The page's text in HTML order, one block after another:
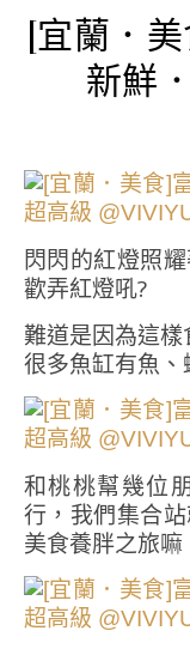
[宜蘭．
新鮮
閃閃的紅燈照
歡弄紅燈吼?
難道是因為這
很多魚缸有魚、
和桃桃幫幾位
行，我們集合
美食養胖之旅